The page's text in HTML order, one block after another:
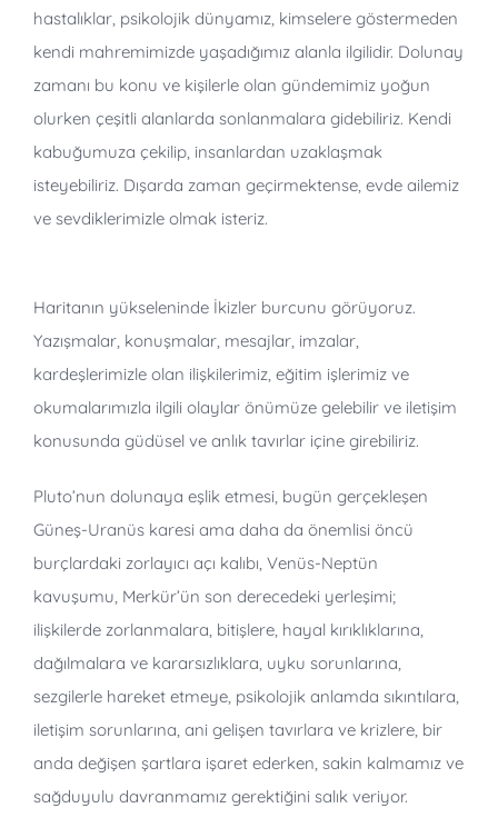
hastalıklar, psikolojik dünyamız, kimselere göstermeden
kendi mahremimizde yaşadığımız alanla ilgilidir. Dolunay
zamanı bu konu ve kişilerle olan gündemimiz yoğun
olurken çeşitli alanlarda sonlanmalara gidebiliriz. Kendi
kabuğumuza çekilip, insanlardan uzaklaşmak
isteyebiliriz. Dışarda zaman geçirmektense, evde ailemiz
ve sevdiklerimizle olmak isteriz.
Haritanın yükseleninde İkizler burcunu görüyoruz.
Yazışmalar, konuşmalar, mesajlar, imzalar,
kardeşlerimizle olan ilişkilerimiz, eğitim işlerimiz ve
okumalarımızla ilgili olaylar önümüze gelebilir ve iletişim
konusunda güdüsel ve anlık tavırlar içine girebiliriz.
Pluto’nun dolunaya eşlik etmesi, bugün gerçekleşen
Güneş-Uranüs karesi ama daha da önemlisi öncü
burçlardaki zorlayıcı açı kalıbı, Venüs-Neptün
kavuşumu, Merkür’ün son derecedeki yerleşimi;
ilişkilerde zorlanmalara, bitişlere, hayal kırıklıklarına,
dağılmalara ve kararsızlıklara, uyku sorunlarına,
sezgilerle hareket etmeye, psikolojik anlamda sıkıntılara,
iletişim sorunlarına, ani gelişen tavırlara ve krizlere, bir
anda değişen şartlara işaret ederken, sakin kalmamız ve
sağduyulu davranmamız gerektiğini salık veriyor.